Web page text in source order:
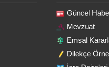
Güncel
Mevzuat
Emsal
Dilekçe